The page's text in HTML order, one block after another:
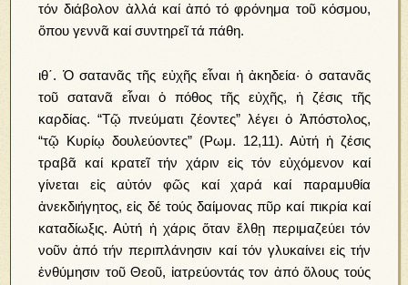
τόν διάβολον ἀλλά καί ἀπό τό φρόνημα τοῦ κόσμου,
ὅπου γεννᾶ καί συντηρεῖ τά πάθη.
ιθ΄. Ὁ σατανᾶς τῆς εὐχῆς εἶναι ἡ ἀκηδεία· ὁ σατανᾶς
τοῦ σατανᾶ εἶναι ὁ πόθος τῆς εὐχῆς, ἡ ζέσις τῆς
καρδίας. “Τῷ πνεύματι ζέοντες” λέγει ὁ Ἀπόστολος,
“τῷ Κυρίῳ δουλεύοντες” (Ρωμ. 12,11). Αὐτή ἡ ζέσις
τραβᾶ καί κρατεῖ τήν χάριν εἰς τόν εὐχόμενον καί
γίνεται εἰς αὐτόν φῶς καί χαρά καί παραμυθία
ἀνεκδιήγητος, εἰς δέ τούς δαίμονας πῦρ καί πικρία καί
καταδίωξις. Αὐτή ἡ χάρις ὅταν ἔλθῃ περιμαζεύει τόν
νοῦν ἀπό τήν περιπλάνησιν καί τόν γλυκαίνει εἰς τήν
ἐνθύμησιν τοῦ Θεοῦ, ἰατρεύοντάς τον ἀπό ὅλους τούς